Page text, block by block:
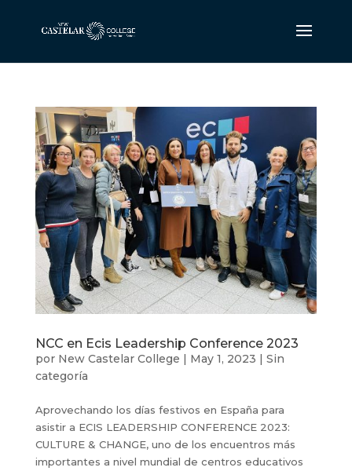
NCC en Ecis Leadership Conference 2023
por New Castelar College | May 1, 2023 | Sin
categoría
Aprovechando los días festivos en España para
asistir a ECIS LEADERSHIP CONFERENCE 2023:
CULTURE & CHANGE, uno de los encuentros más
importantes a nivel mundial de centros educativos